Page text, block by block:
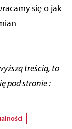
się o jak
-
treścią, to
pod stronie :